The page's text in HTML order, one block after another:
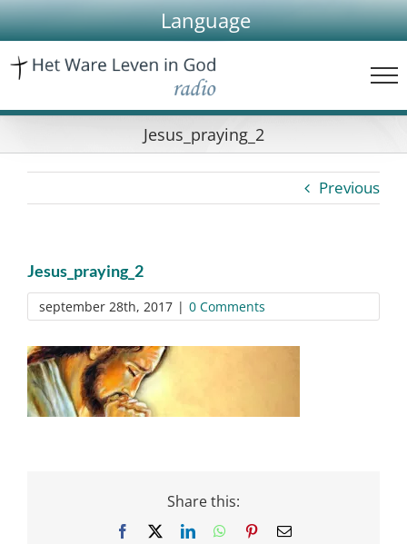
Skip
to
content
Language
Jesus_praying_2
Previous
Jesus_praying_2
september 28th, 2017 | 0 Comments
Share this:
Facebook LinkedInWhatsApp
PinterestEmail